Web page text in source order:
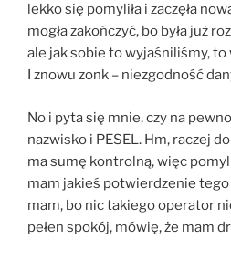
lekko się pomyliła i zaczęła
mogła zakończyć, bo była już
ale jak sobie to wyjaśniliśmy, to
I znowu zonk – niezgodność
No i pyta się mnie, czy na
nazwisko i PESEL. Hm, raczej
ma sumę kontrolną, więc
mam jakieś potwierdzenie tego
mam, bo nic takiego operator
pełen spokój, mówię, że mam